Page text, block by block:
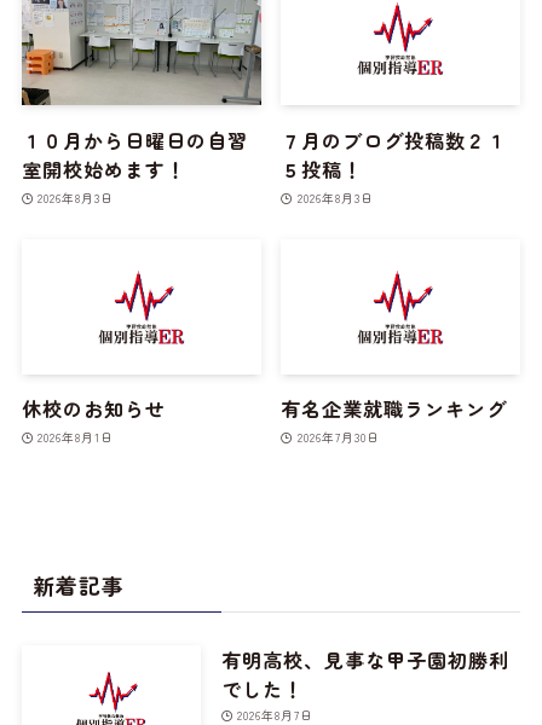
１０月から日曜日の自習
室開校始めます！
2026年8月3日
７月のブログ投稿数２１
５投稿！
2026年8月3日
休校のお知らせ
2026年8月1日
有名企業就職ランキング
2026年7月30日
新着記事
有明高校、見事な甲子園初勝利
でした！
2026年8月7日